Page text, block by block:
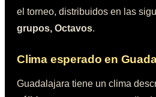
el torneo, distribuidos en las
grupos, Octavos.
Clima esperado en
Guadalajara tiene un clima